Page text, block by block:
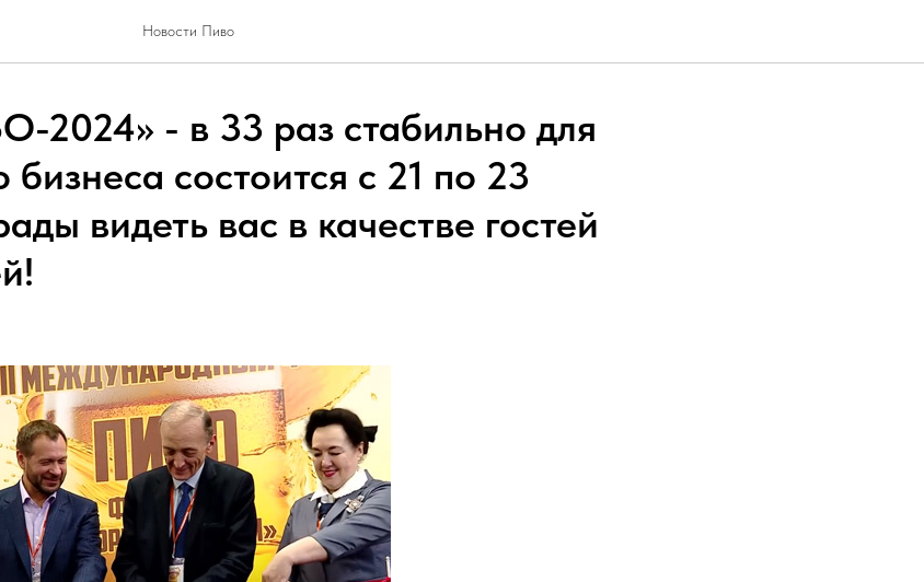
Новости Пиво
2024» - в 33 раз стабильно для
состоится с 21 по 23
видеть вас в качестве гостей